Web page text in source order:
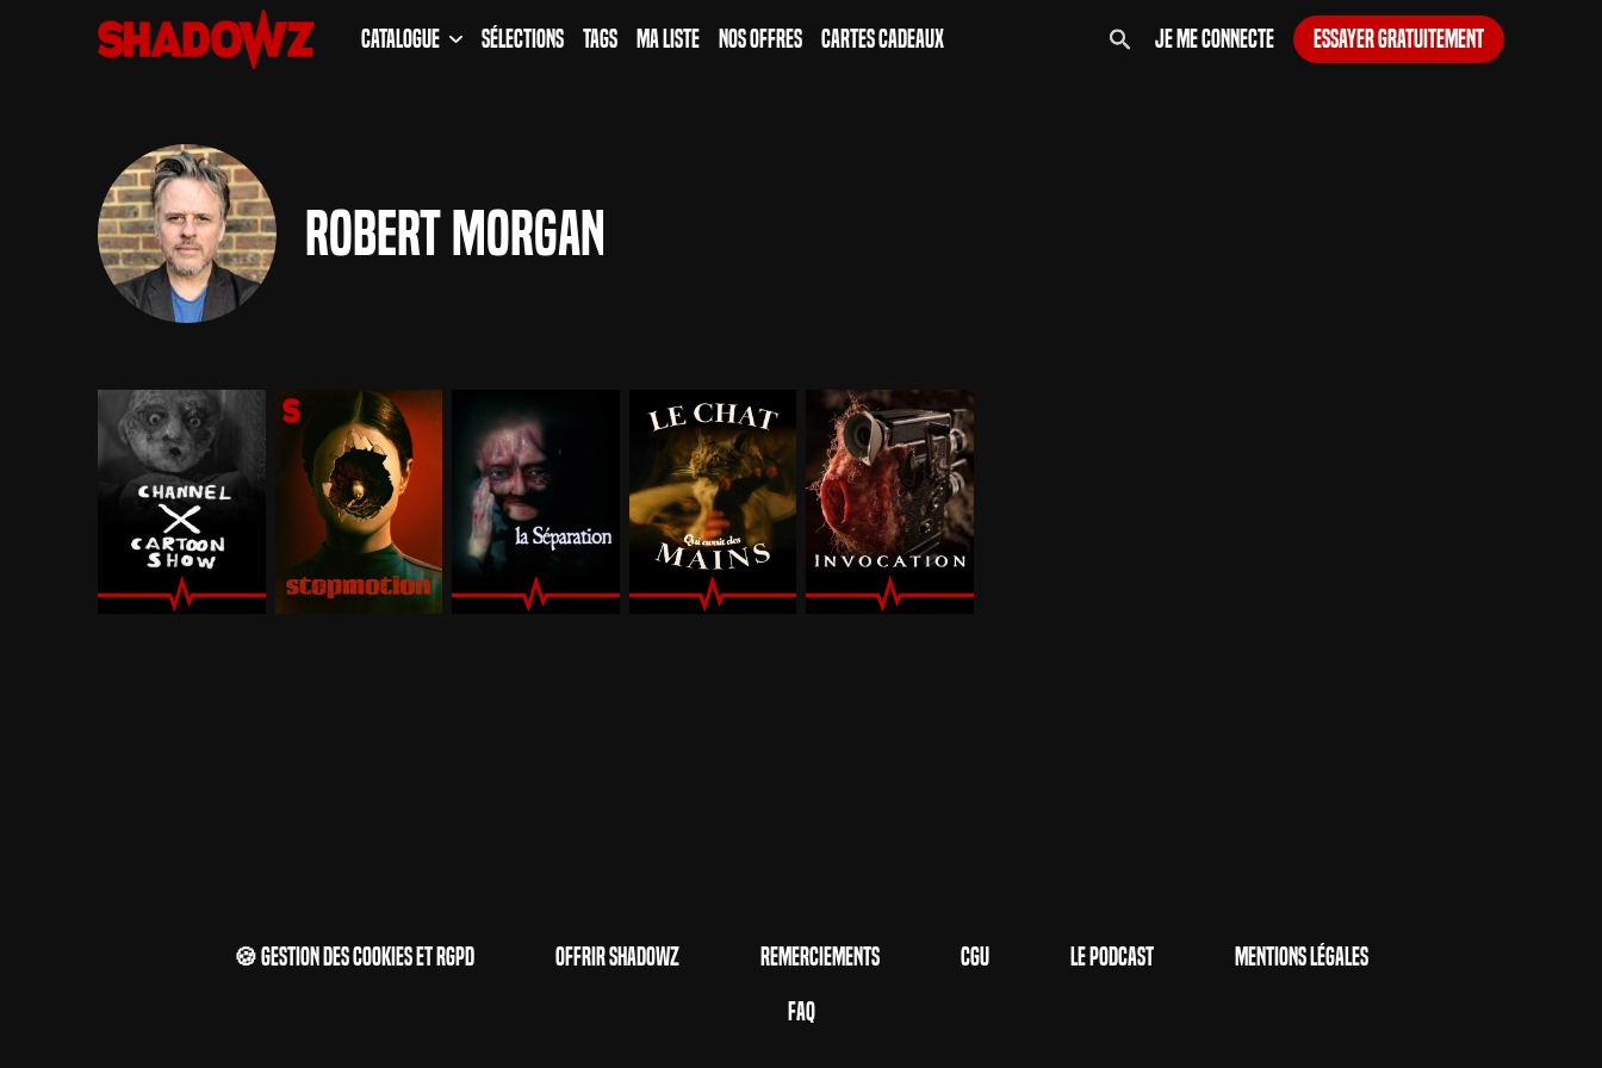
Catalogue Sélections Tags Ma Liste Nos Offres Cartes Cadeaux Je me connecte Essayer gratuitement
Robert Morgan
🍪 Gestion des cookies et RGPD Offrir Shadowz Remerciements CGU Le Podcast
Mentions Légales
FAQ